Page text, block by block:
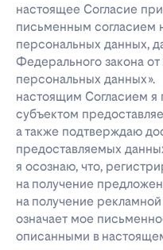
настоящее Согласие
письменным согласием
персональных данных,
Федерального закона
персональных данных».
настоящим Согласием я
субъектом
а также подтверждаю
предоставляемых
я осознаю, что,
на получение
на получение
означает мое
описанными в